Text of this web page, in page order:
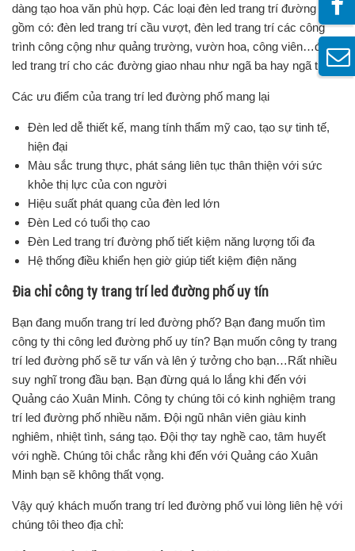
dàng tạo hoa văn phù hợp. Các loại đèn led trang trí đường phố
gồm có: đèn led trang trí cầu vượt, đèn led trang trí các công
trình công cộng như quảng trường, vườn hoa, công viên…đèn
led trang trí cho các đường giao nhau như ngã ba hay ngã tư.
Các ưu điểm của trang trí led đường phố mang lại
Đèn led dễ thiết kế, mang tính thẩm mỹ cao, tạo sự tinh tế,
hiện đại
Màu sắc trung thực, phát sáng liên tục thân thiện với sức
khỏe thị lực của con người
Hiệu suất phát quang của đèn led lớn
Đèn Led có tuổi thọ cao
Đèn Led trang trí đường phố tiết kiệm năng lượng tối đa
Hệ thống điều khiển hẹn giờ giúp tiết kiệm điện năng
Đia chỉ công ty trang trí led đường phố uy tín
Bạn đang muốn trang trí led đường phố? Bạn đang muốn tìm
công ty thi công led đường phố uy tín? Bạn muốn công ty trang
trí led đường phố sẽ tư vấn và lên ý tưởng cho bạn…Rất nhiều
suy nghĩ trong đầu bạn. Bạn đừng quá lo lắng khi đến với
Quảng cáo Xuân Minh. Công ty chúng tôi có kinh nghiệm trang
trí led đường phố nhiều năm. Đội ngũ nhân viên giàu kinh
nghiêm, nhiệt tình, sáng tạo. Đội thợ tay nghề cao, tâm huyết
với nghề. Chúng tôi chắc rằng khi đến với Quảng cáo Xuân
Minh bạn sẽ không thất vọng.
Vậy quý khách muốn trang trí led đường phố vui lòng liên hệ với
chúng tôi theo địa chỉ: